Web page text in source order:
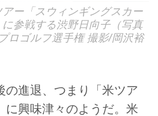
ー「スウィンギングスカー
に参戦する渋野日向子（写真
ロゴルフ選手権 撮影/岡沢裕
の進退、つまり「米ツア
に興味津々のようだ。米